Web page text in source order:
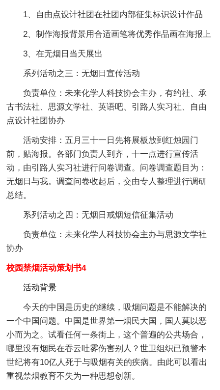
1、自由点设计社团在社团内部征集标识设计作品
2、制作海报背景用合适画笔将优秀作品画在海报上
3、在无烟日当天展出
系列活动之三：无烟日宣传活动
负责单位：未来化学人科技协会主办，有约社、承
古书法社、思源文学社、英语吧、引路人实习社、自由
点设计社团协办
活动安排：五月三十一日先将展板放到红烛园门
前，贴海报。各部门负责人到齐，十一点进行宣传活
动，由引路人实习社进行问卷调查。问卷调查题目为：
无烟日与我。调查问卷收起后，交由专人整理进行调研
总结。
系列活动之四：无烟日戒烟短信征集活动
负责单位：未来化学人科技协会主办与思源文学社
协办
校园禁烟活动策划书4
活动背景
今天的中国是历史的继续，吸烟问题是不能解决的
一个中国问题。中国是世界第一烟民大国，国人莫以恶
小而为之。试看任何一条街上，这个普遍的公共场合，
哪里没有烟民在吞云吐雾伤害别人？世卫组织已预警本
世纪将有10亿人死于与吸烟有关的疾病。由此可以看出
重视禁烟教育不失为一种思想创新。